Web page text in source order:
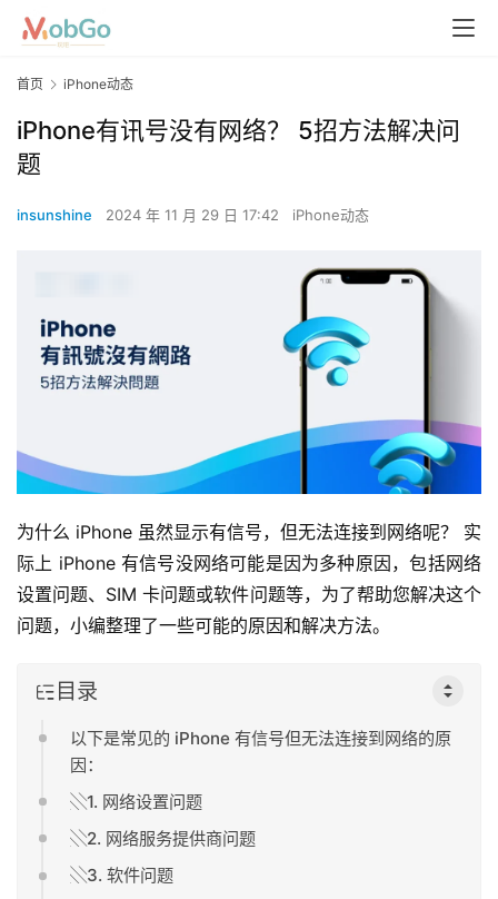
首页 iPhone动态
iPhone有讯号没有网络？ 5招方法解决问
题
insunshine 2024 年 11 月 29 日 17:42 iPhone动态
为什么 iPhone 虽然显示有信号，但无法连接到网络呢？ 实
际上 iPhone 有信号没网络可能是因为多种原因，包括网络
设置问题、SIM 卡问题或软件问题等，为了帮助您解决这个
问题，小编整理了一些可能的原因和解决方法。
目录
以下是常见的 iPhone 有信号但无法连接到网络的原
因：
░1. 网络设置问题
░2. 网络服务提供商问题
░3. 软件问题